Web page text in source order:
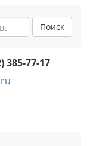
Поиск
385-77-17